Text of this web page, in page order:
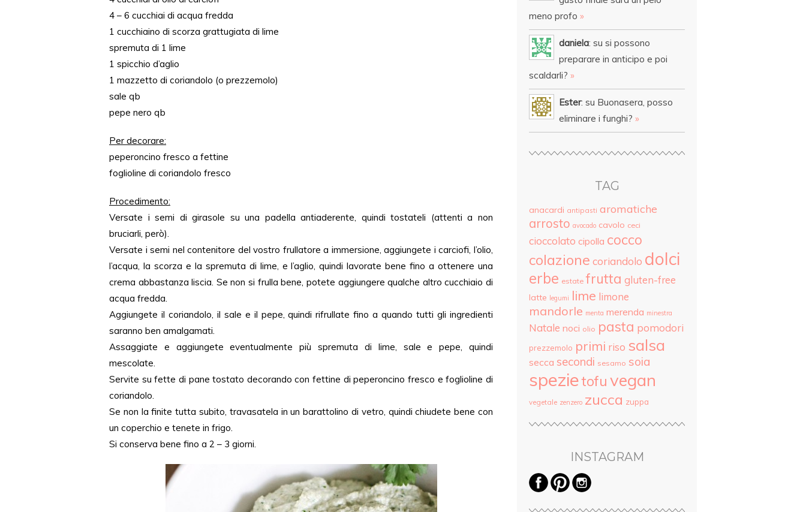
4 – 6 cucchiai di acqua fredda
1 cucchiaino di scorza grattugiata di lime
spremuta di 1 lime
1 spicchio d’aglio
1 mazzetto di coriandolo (o prezzemolo)
sale qb
pepe nero qb
Per decorare:
peperoncino fresco a fettine
foglioline di coriandolo fresco
Procedimento:
Versate i semi di girasole su una padella antiaderente, quindi tostateli (attenti a non
bruciarli, però).
Versate i semi nel contenitore del vostro frullatore a immersione, aggiungete i carciofi, l’olio,
l’acqua, la scorza e la spremuta di lime, e l’aglio, quindi lavorate bene fino a ottenere una
crema abbastanza liscia. Se non si frulla bene, potete aggiungere qualche altro cucchiaio di
acqua fredda.
Aggiungete il coriandolo, il sale e il pepe, quindi rifrullate fino a quando tutti gli ingredienti
saranno ben amalgamati.
Assaggiate e aggiungete eventualmente più spremuta di lime, sale e pepe, quindi
mescolate.
Servite su fette di pane tostato decorando con fettine di peperoncino fresco e foglioline di
coriandolo.
Se non la finite tutta subito, travasatela in un barattolino di vetro, quindi chiudete bene con
un coperchio e tenete in frigo.
Si conserva bene fino a 2 – 3 giorni.
meno profo »
daniela: su si possono
preparare in anticipo e poi
scaldarli? »
Ester: su Buonasera, posso
eliminare i funghi? »
TAG
anacardi antipasti aromatiche
arrosto avocado cavolo ceci
cioccolato cipolla cocco
colazione coriandolo dolci
erbe estate frutta gluten-free
latte legumi lime limone
mandorle menta merenda minestra
Natale noci olio pasta pomodori
prezzemolo primi riso salsa
secca secondi sesamo soia
spezietofu vegan
vegetale zenzero zucca zuppa
INSTAGRAM